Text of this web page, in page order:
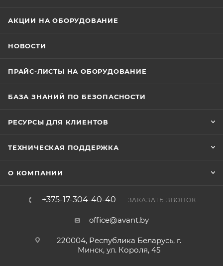
АКЦИИ НА ОБОРУДОВАНИЕ
НОВОСТИ
ПРАЙС-ЛИСТЫ НА ОБОРУДОВАНИЕ
БАЗА ЗНАНИЙ ПО БЕЗОПАСНОСТИ
РЕСУРСЫ ДЛЯ КЛИЕНТОВ
ТЕХНИЧЕСКАЯ ПОДДЕРЖКА
О КОМПАНИИ
+375-17-304-40-40 ЗАКАЗАТЬ ЗВОНОК
office@avant.by
220004, Республика Беларусь, г.
Минск, ул. Короля, 45